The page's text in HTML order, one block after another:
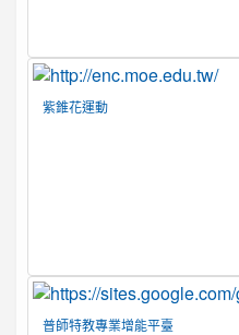
紫錐花運動
普師特教專業增能平臺